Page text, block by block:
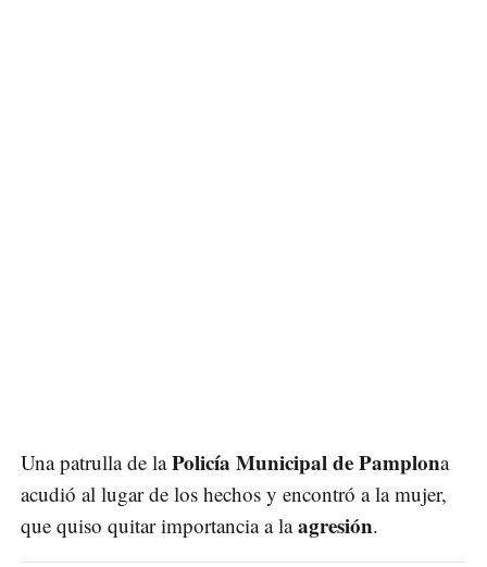
Una patrulla de laPolicía Municipal de Pamplona
acudió al lugar de los hechos y encontró a la mujer,
que quiso quitar importancia a laagresión.